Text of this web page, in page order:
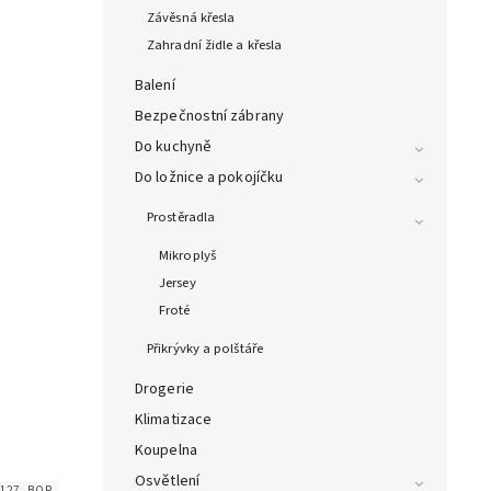
Závěsná křesla
Zahradní židle a křesla
Balení
Bezpečnostní zábrany
Do kuchyně
Do ložnice a pokojíčku
Prostěradla
Mikroplyš
Jersey
Froté
Přikrývky a polštáře
Drogerie
Klimatizace
Koupelna
Osvětlení